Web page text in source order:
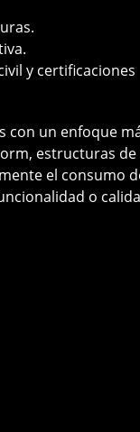
y certificaciones
con un enfoque
estructuras
el consumo
o